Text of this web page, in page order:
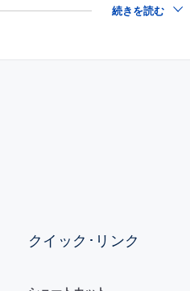
続きを読む
クイック･リンク